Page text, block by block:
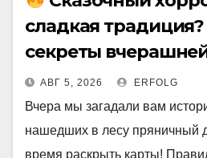
сладкая
секреты
АВГ 5, 2026 ERFOLG
Вчера мы загадали вам
нашедших в лесу пряничный
время раскрыть карты!